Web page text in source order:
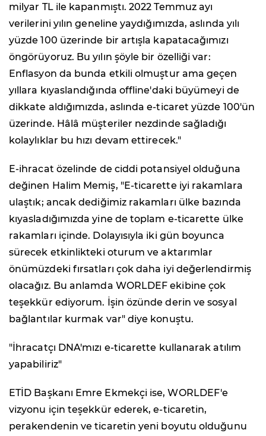
milyar TL ile kapanmıştı. 2022 Temmuz ayı
verilerini yılın geneline yaydığımızda, aslında yılı
yüzde 100 üzerinde bir artışla kapatacağımızı
öngörüyoruz. Bu yılın şöyle bir özelliği var:
Enflasyon da bunda etkili olmuştur ama geçen
yıllara kıyaslandığında offline'daki büyümeyi de
dikkate aldığımızda, aslında e-ticaret yüzde 100'ün
üzerinde. Hâlâ müşteriler nezdinde sağladığı
kolaylıklar bu hızı devam ettirecek."
E-ihracat özelinde de ciddi potansiyel olduğuna
değinen Halim Memiş, "E-ticarette iyi rakamlara
ulaştık; ancak dediğimiz rakamları ülke bazında
kıyasladığımızda yine de toplam e-ticarette ülke
rakamları içinde. Dolayısıyla iki gün boyunca
sürecek etkinlikteki oturum ve aktarımlar
önümüzdeki fırsatları çok daha iyi değerlendirmiş
olacağız. Bu anlamda WORLDEF ekibine çok
teşekkür ediyorum. İşin özünde derin ve sosyal
bağlantılar kurmak var" diye konuştu.
"İhracatçı DNA'mızı e-ticarette kullanarak atılım
yapabiliriz"
ETİD Başkanı Emre Ekmekçi ise, WORLDEF'e
vizyonu için teşekkür ederek, e-ticaretin,
perakendenin ve ticaretin yeni boyutu olduğunu